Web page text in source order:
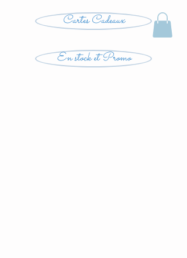
Cartes Cadeaux
En stock et Promo